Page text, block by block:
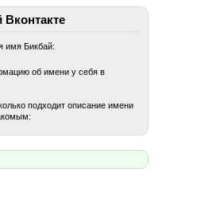
Вконтакте
имя Бикбай:
об имени у себя в
подходит описание имени